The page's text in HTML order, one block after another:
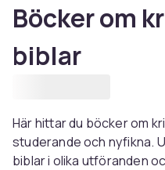
Böcker om
biblar
Här hittar du böcker om
studerande och nyfikna.
biblar i olika utföranden